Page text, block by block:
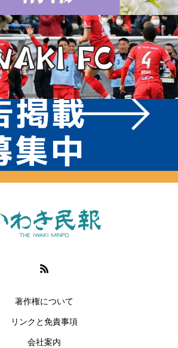
著作権について
リンクと免責事項
会社案内